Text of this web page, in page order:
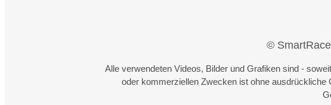
©
Alle verwendeten Videos, Bilder und Grafiken sind -
oder kommerziellen Zwecken ist ohne ausdrückliche